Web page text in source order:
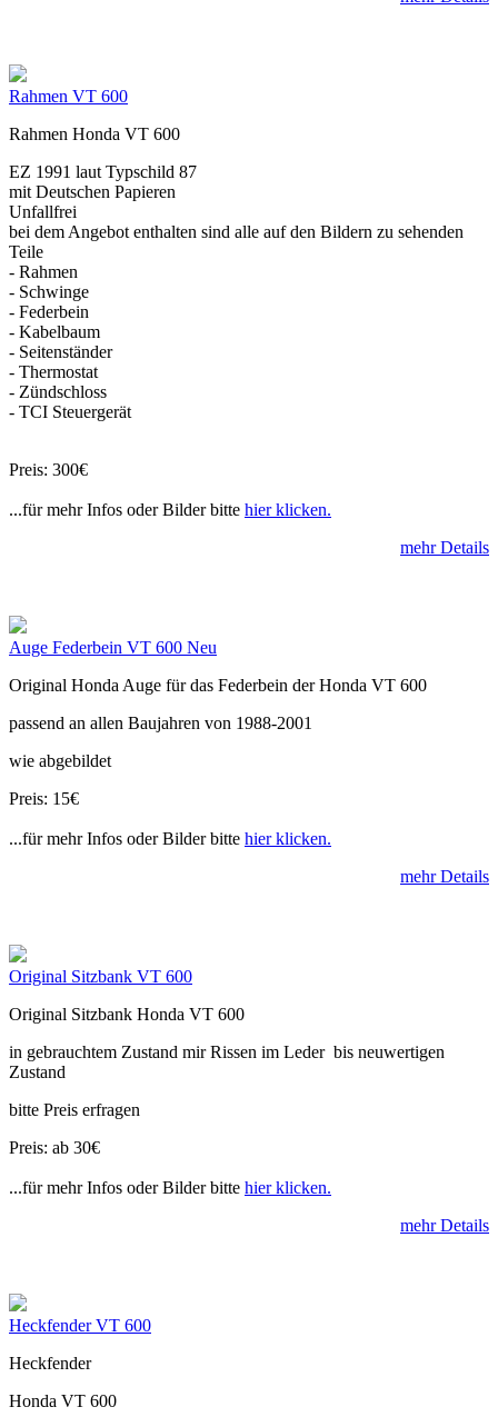
Rahmen VT 600
Rahmen Honda VT 600
EZ 1991 laut Typschild 87
mit Deutschen Papieren
Unfallfrei
bei dem Angebot enthalten sind alle auf den Bildern zu sehenden
Teile
- Rahmen
- Schwinge
- Federbein
- Kabelbaum
- Seitenständer
- Thermostat
- Zündschloss
- TCI Steuergerät
Preis: 300€
...für mehr Infos oder Bilder bitte hier klicken.
mehr Details
Auge Federbein VT 600 Neu
Original Honda Auge für das Federbein der Honda VT 600
passend an allen Baujahren von 1988-2001
wie abgebildet
Preis: 15€
...für mehr Infos oder Bilder bitte hier klicken.
mehr Details
Original Sitzbank VT 600
Original Sitzbank Honda VT 600
in gebrauchtem Zustand mir Rissen im Leder bis neuwertigen
Zustand
bitte Preis erfragen
Preis: ab 30€
...für mehr Infos oder Bilder bitte hier klicken.
mehr Details
Heckfender VT 600
Heckfender
Honda VT 600